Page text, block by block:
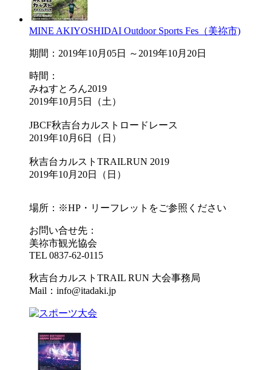
MINE AKIYOSHIDAI Outdoor Sports Fes（美祢市)
期間：2019年10月05日 ～2019年10月20日
時間：
みねすとろん2019
2019年10月5日（土）
JBCF秋吉台カルストロードレース
2019年10月6日（日）
秋吉台カルストTRAILRUN 2019
2019年10月20日（日）
場所：※HP・リーフレットをご参照ください
お問い合せ先：
美祢市観光協会
TEL 0837-62-0115
秋吉台カルストTRAIL RUN 大会事務局
Mail：info@itadaki.jp